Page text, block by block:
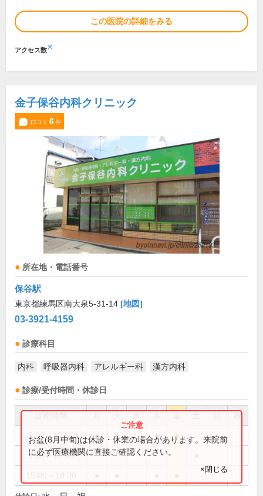
この医院の詳細をみる
アクセス数※
金子保谷内科クリニック
口コミ 6件
所在地・電話番号
保谷駅
東京都練馬区南大泉5-31-14 [地図]
03-3921-4159
診療科目
内科 呼吸器内科 アレルギー科 漢方内科
診療/受付時間・休診日
祝
9:00～12:30 ● ● ● ●
9:00～14:00
お盆(8月中旬)は休診・休業の場合があります。来院前
に必ず医療機関に直接ご確認ください。
×閉じる